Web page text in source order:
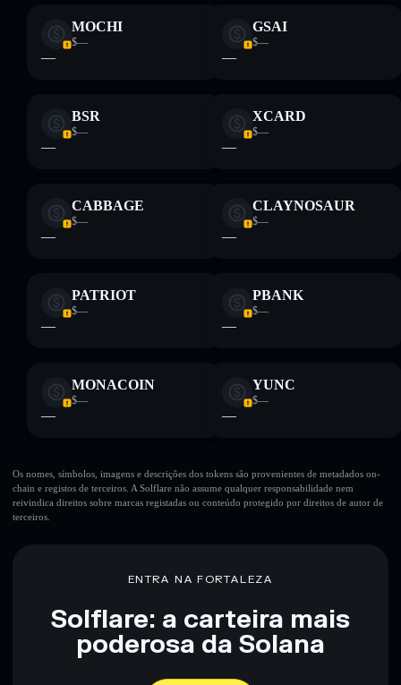
MOCHI
$—
—
GSAI
$—
—
BSR
$—
—
XCARD
$—
—
CABBAGE
$—
—
CLAYNOSAUR
$—
—
PATRIOT
$—
—
PBANK
$—
—
MONACOIN
$—
—
YUNC
$—
—
Os nomes, símbolos, imagens e descrições dos tokens são provenientes de metadados on-
chain e registos de terceiros. A Solflare não assume qualquer responsabilidade nem
reivindica direitos sobre marcas registadas ou conteúdo protegido por direitos de autor de
terceiros.
ENTRA NA FORTALEZA
Solflare: a carteira mais
poderosa da Solana